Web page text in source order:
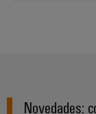
Novedades: